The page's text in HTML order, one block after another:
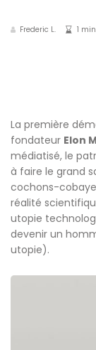
Frederic L. 1
La première
fondateur Elon
médiatisé, le
à faire le grand
cochons-
réalité
utopie
devenir un
utopie).